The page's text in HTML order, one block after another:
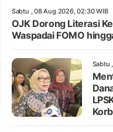
Sabtu , 08 Aug 2026, 02:30 WIB
OJK Dorong Literasi
Waspadai FOMO
Sabtu